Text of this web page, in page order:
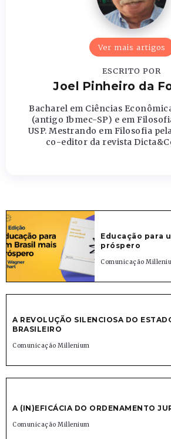
Ver mais artigos
ESCRITO POR
Joel Pinheiro da
Bacharel em Ciências
(antigo Ibmec-SP) e em
USP. Mestrando em Filosofia
co-editor da revista
Educação para
próspero
Comunicação
A REVOLUÇÃO SILENCIOSA DO
BRASILEIRO
Comunicação Millenium
A (IN)EFICÁCIA DO ORDENAMENTO
Comunicação Millenium